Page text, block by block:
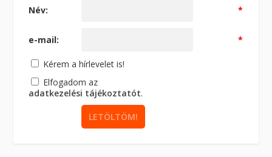
Név: *
e-mail: *
Kérem a hírlevelet is!
Elfogadom az
adatkezelési tájékoztatót.